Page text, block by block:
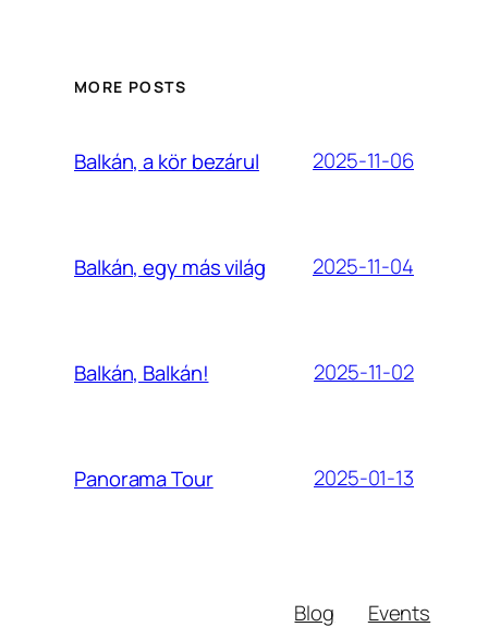
MORE POSTS
Balkán, a kör bezárul 2025-11-06
Balkán, egy más világ 2025-11-04
Balkán, Balkán! 2025-11-02
Panorama Tour 2025-01-13
Blog
Events